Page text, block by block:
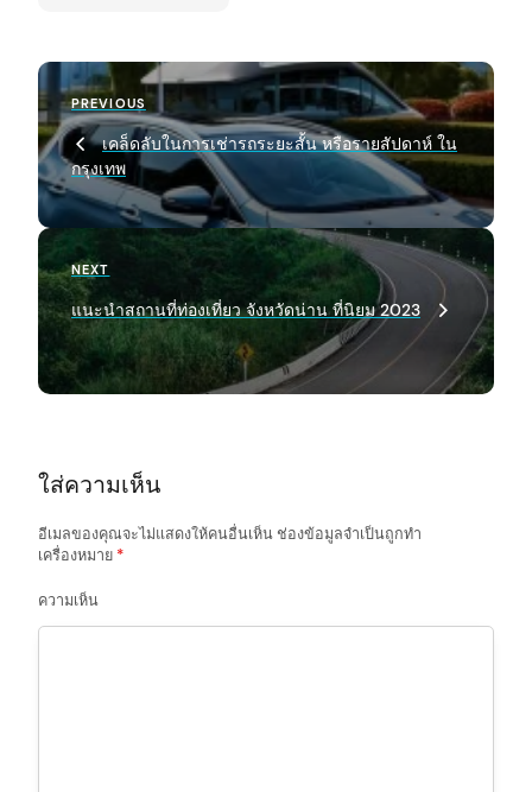
P
o
s
t
n
a
v
g
o
n
Previous
Post
PREVIOUS
เคล็ดลับในการเช่ารถระยะสั้น หรือรายสัปดาห์ ใน
กรุงเทพ
Next
Post
NEXT
แนะนำสถานที่ท่องเที่ยว จังหวัดน่าน ที่นิยม 2023
ใส่ความเห็น
อีเมลของคุณจะไม่แสดงให้คนอื่นเห็นช่องข้อมูลจำเป็นถูกทำ
เครื่องหมาย *
ความเห็น